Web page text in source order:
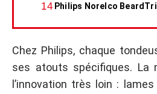
Philips Norelco
Chez Philips, chaque
ses atouts spécifiques. La
l’innovation très loin :